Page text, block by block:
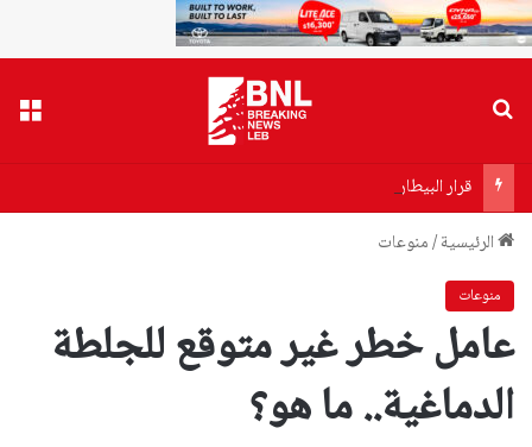
قرار البيطار يقترب… توقيفات مرتقبة واتهام سياسي لـ”حزب الله”
الرئيسية/منوعات
منوعات
عامل خطر غير متوقع للجلطة
الدماغية.. ما هو؟